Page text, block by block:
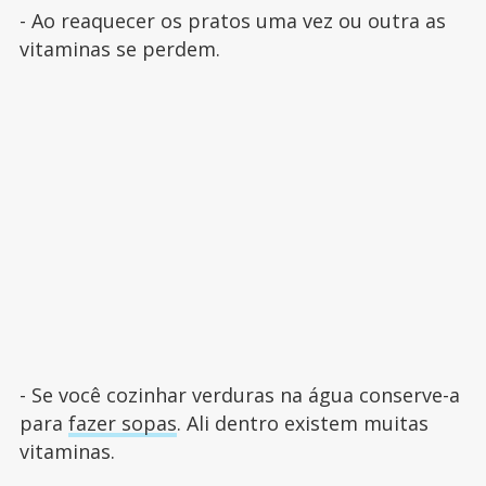
- Ao reaquecer os pratos uma vez ou outra as
vitaminas se perdem.
- Se você cozinhar verduras na água conserve-a
para fazer sopas. Ali dentro existem muitas
vitaminas.